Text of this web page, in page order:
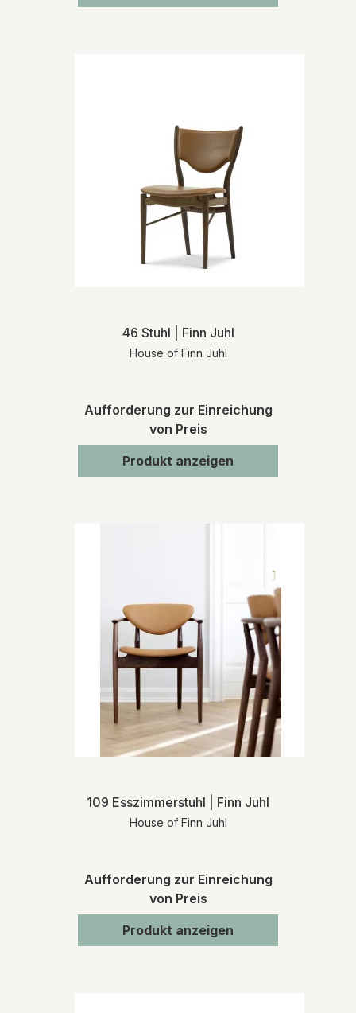
46 Stuhl | Finn Juhl
House of Finn Juhl
Aufforderung zur Einreichung
von Preis
Produkt anzeigen
109 Esszimmerstuhl | Finn Juhl
House of Finn Juhl
Aufforderung zur Einreichung
von Preis
Produkt anzeigen